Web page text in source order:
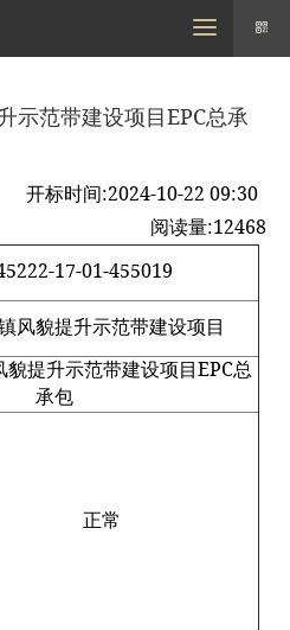
MENU
示范带建设项目EPC总承
开标时间:2024-10-22 09:30
阅读量:12468
17-01-455019
风貌提升示范带建设项目
提升示范带建设项目EPC总
承包
正常